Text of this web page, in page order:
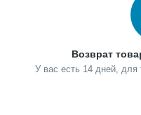
Возврат
У вас есть 14 дней, для